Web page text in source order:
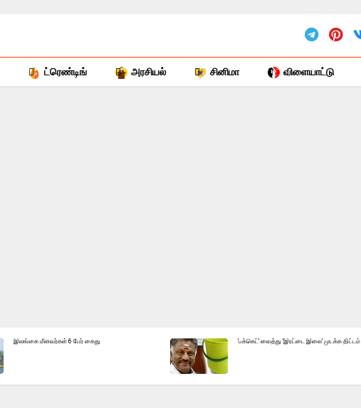
ட்ரெண்டிங் அரசியல் சினிமா விளையாட்டு
இலங்கை மீனவர்கள் 6 பேர் கைது 'பக்கெட்' வைத்து 'இரட்டை இலை' முடக்க திட்டம்